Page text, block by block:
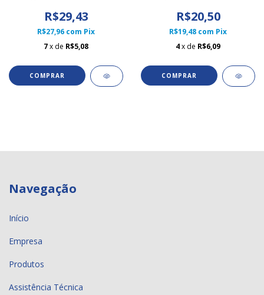
R$29,43
R$27,96 com Pix
7x de R$5,08
R$20,50
R$19,48 com Pix
4x de R$6,09
Navegação
Início
Empresa
Produtos
Assistência Técnica